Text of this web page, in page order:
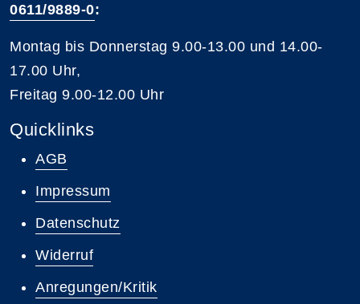
0611/9889-0:
Montag bis Donnerstag 9.00-13.00 und 14.00-
17.00 Uhr,
Freitag 9.00-12.00 Uhr
Quicklinks
AGB
Impressum
Datenschutz
Widerruf
Anregungen/Kritik